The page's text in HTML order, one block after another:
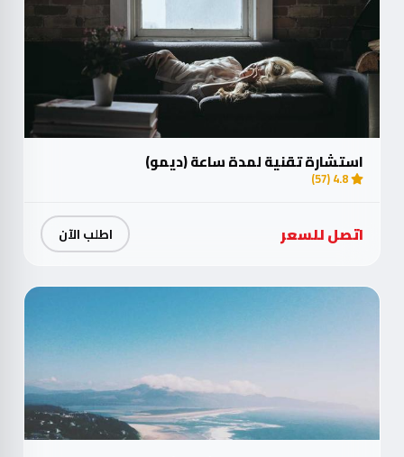
استشارة تقنية لمدة ساعة (ديمو)
4.8 (57)
اتصل للسعر اطلب الآن